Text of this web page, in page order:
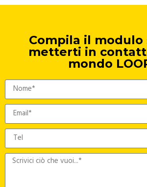
Compila il modulo
metterti in
mondo